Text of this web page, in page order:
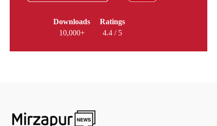
Downloads
10,000+
Ratings
4.4 / 5